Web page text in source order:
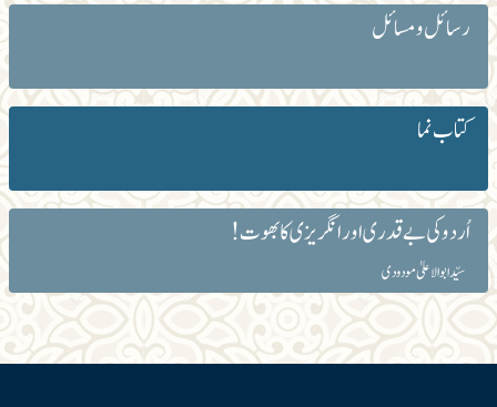
رسائل و مسائل
کتاب نما
اُردو کی بے قدری اور انگریزی کا بھوت!
سیّد ابوالاعلیٰ مودودی